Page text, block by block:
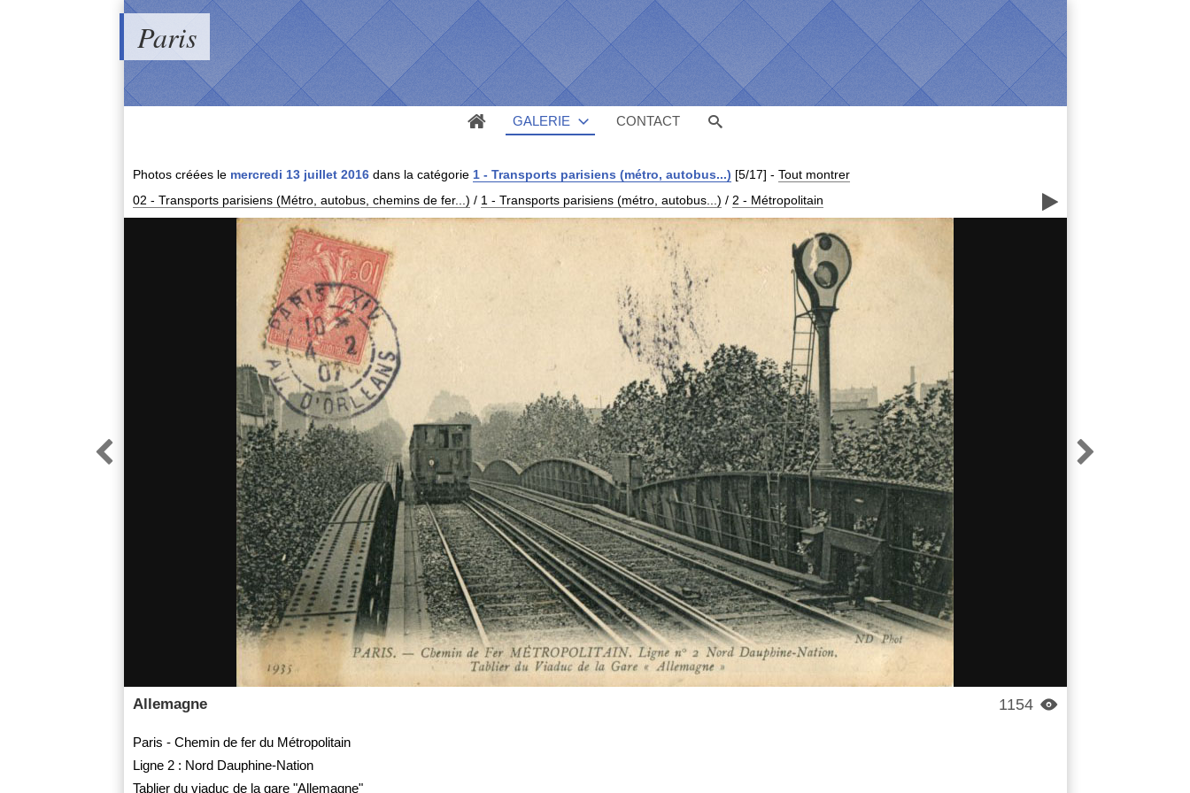
Paris
GALERIE CONTACT
Photos créées le mercredi 13 juillet 2016dans la catégorie 1 - Transports parisiens (métro, autobus...) [5/17] - Tout montrer
02 - Transports parisiens (Métro, autobus, chemins de fer...) / 1 - Transports parisiens (métro, autobus...) / 2 - Métropolitain 
 
1154 
Allemagne
Paris - Chemin de fer du Métropolitain
Ligne 2 : Nord Dauphine-Nation
Tablier du viaduc de la gare "Allemagne"